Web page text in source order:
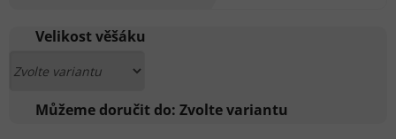
cena:
Velikost věšáku
Můžeme doručit do: Zvolte variantu